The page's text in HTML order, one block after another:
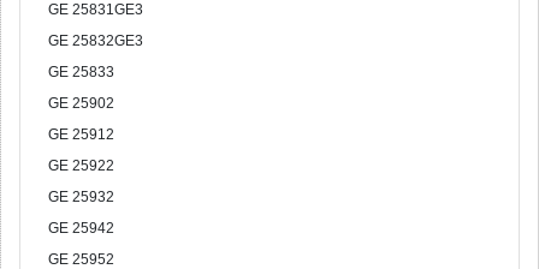
GE 25831GE3
GE 25832GE3
GE 25833
GE 25902
GE 25912
GE 25922
GE 25932
GE 25942
GE 25952